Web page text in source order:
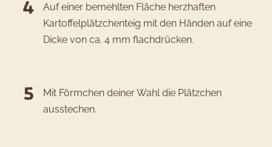
Auf einer bemehlten Fläche herzhaften
Kartoffelplätzchenteig mit den Händen auf eine
Dicke von ca. 4 mm flachdrücken.
Mit Förmchen deiner Wahl die Plätzchen
ausstechen.